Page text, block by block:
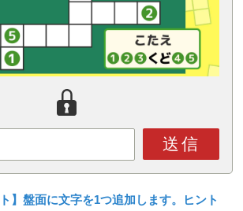
送信
ト】盤面に文字を1つ追加します。ヒント